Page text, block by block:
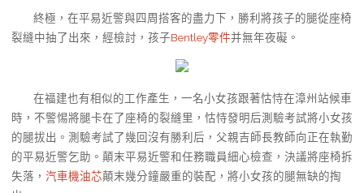
終極，在平易近警與四周搭客的盡力下，勝利將孩子的腿從座椅
裂縫中抽了出來，經檢討，孩子Bentley零件并無年夜礙。
在福建也有相似的工作產生，一名小女孩跟著怙恃在漳州站候車
時，不警惕將腿卡在了座椅的裂縫里，怙恃發明后測驗考試將小女孩
的腿拔出。測驗考試了幾回沒有勝利后，父親吉師長教師向正在執勤
的平易近警乞助。顛末平易近警和任務職員細心檢查，決議將座椅拆
失落， 汽車機油芯顛末幾分鐘嚴重的裝配，將小女孩的腿無缺的掏